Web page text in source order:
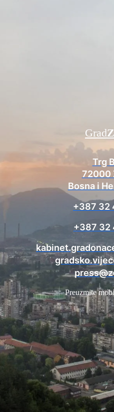
Trg
72000
Bosna i
+387 32
+387 32
Grad
Preuzmite